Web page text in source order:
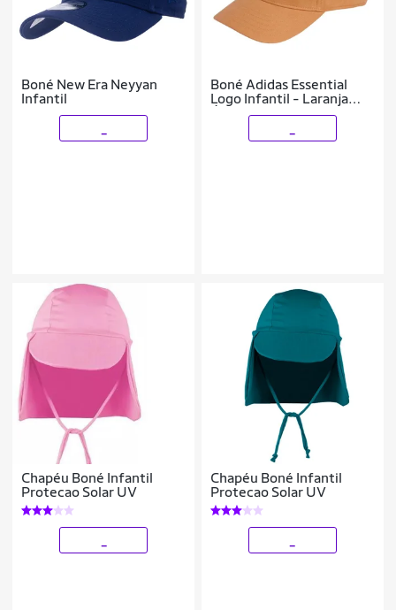
Boné New Era Neyyan
Infantil
Boné Adidas Essential
Logo Infantil - Laranja
Chapéu Boné Infantil
Protecao Solar UV
Chapéu Boné Infantil
Protecao Solar UV